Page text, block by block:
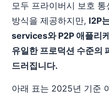
모두 프라이버시 보호
방식을 제공하지만, I2P
services와 P2P 애플리
유일한 프로덕션 수준의
드러집니다.
아래 표는 2025년 기준